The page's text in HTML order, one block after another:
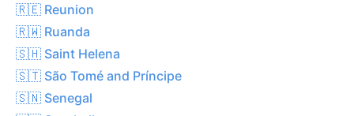
🇷🇪 Reunion
🇷🇼 Ruanda
🇸🇭 Saint Helena
🇸🇹 São Tomé and Príncipe
🇸🇳 Senegal